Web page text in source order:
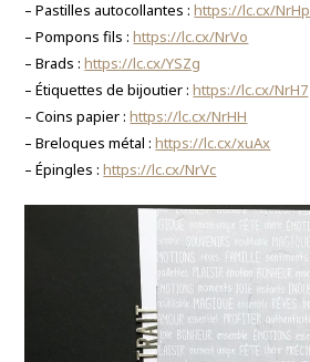
– Pastilles autocollantes :https://lc.cx/NrHp
– Pompons fils :https://lc.cx/NrVo
– Brads :https://lc.cx/YSZg
– Étiquettes de bijoutier :https://lc.cx/NrH7
– Coins papier :https://lc.cx/NrHH
– Breloques métal :https://lc.cx/xuAx
– Épingles :https://lc.cx/NrVc